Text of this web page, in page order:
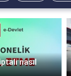
nasıl